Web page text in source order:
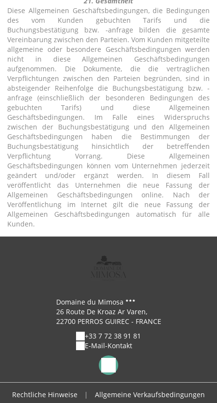
Diese Allgemeinen Geschäftsbedingungen, die Bedingungen
des vom Kunden gebuchten Tarifs und die
Buchungsbestätigung bzw. -anfrage bilden die gesamte
Vereinbarung zwischen den Parteien. Vom Kunden mitgeteilte
allgemeine oder besondere Geschäftsbedingungen werden
nicht in diese Allgemeinen Geschäftsbedingungen
aufgenommen. Die Dokumente, die die vertraglichen
Verpflichtungen zwischen den Parteien begründen, sind in
absteigender Reihenfolge die Buchungsbestätigung bzw. -
anfrage (einschließlich der besonderen Bedingungen des
gebuchten Tarifs) und diese Allgemeinen
Geschäftsbedingungen. Im Falle eines Widerspruchs
zwischen der Buchungsbestätigung und den Allgemeinen
Geschäftsbedingungen haben die Bestimmungen der
Buchungsbestätigung hinsichtlich der betreffenden
Verpflichtung Vorrang. Diese Allgemeinen
Geschäftsbedingungen können vom Unternehmen jederzeit
geändert und/oder ergänzt werden. In diesem Fall
veröffentlicht das Unternehmen die neue Fassung der
Allgemeinen Geschäftsbedingungen online. Nach der
Veröffentlichung im Internet gilt die neue Fassung der
Allgemeinen Geschäftsbedingungen automatisch für alle
Kunden.
Domaine du Mimosa
26 Route De Kroaz Ar Varen,
22700 PERROS GUIREC - FRANCE
+33 7 72 38 91 81
E-Mail-Kontakt
Rechtliche Hinweise | Allgemeine Verkaufsbedingungen